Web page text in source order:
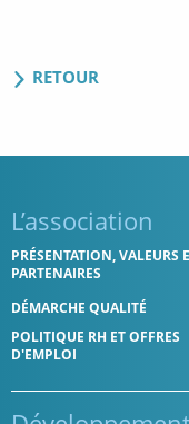
RETOUR
L’association
PRÉSENTATION, VALEURS
PARTENAIRES
DÉMARCHE QUALITÉ
POLITIQUE RH ET OFFRES
D'EMPLOI